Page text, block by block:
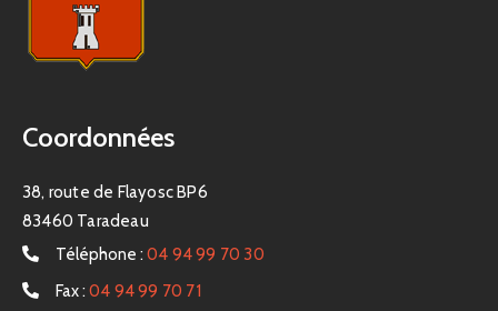
Coordonnées
38, route de Flayosc BP6
83460 Taradeau
Téléphone : 04 94 99 70 30
Fax : 04 94 99 70 71